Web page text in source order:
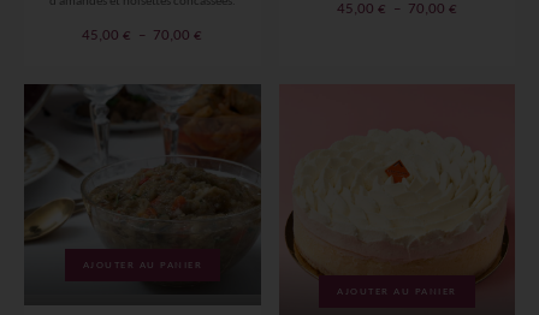
45,00€ – 70,00€
prix :
45,00 €
70,00 €
45,00 € – 70,00 €Plage
AJOUTER AU PANIER
AJOUTER AU PANIER